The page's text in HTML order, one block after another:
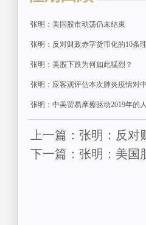
张明：美国股市动荡仍未结束
张明：反对财政赤字货币化的10条
张明：美股下跌为何如此猛烈？
张明：应客观评估本次肺炎疫情对
张明：中美贸易摩擦驱动2019年的
上一篇：张明：反
下一篇：张明：美国